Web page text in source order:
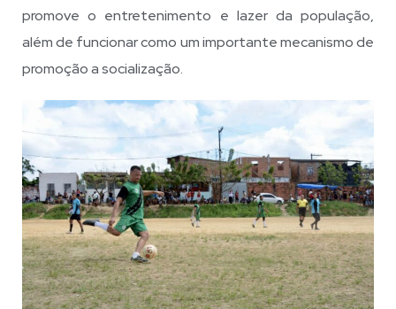
promove o entretenimento e lazer da população,
além de funcionar como um importante mecanismo de
promoção a socialização.